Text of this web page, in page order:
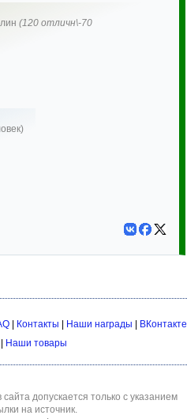
(120 отличн\-70
| Контакты Наши награды
ВКонтакте
Наши товары
допускается только с указанием
на источник.